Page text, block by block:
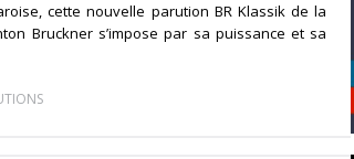
cette nouvelle parution BR Klassik de la
Bruckner s’impose par sa puissance et sa